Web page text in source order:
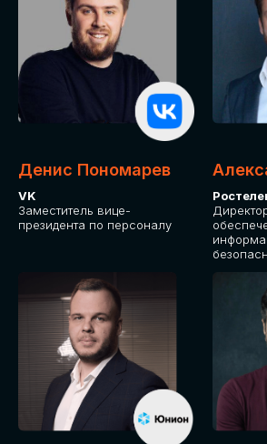
Какие направления для вас
GLOBAL TECH
HR TECH
MARKETING & SALES TECH
CX TECH
Денис Пономарев
VK
Заместитель вице-
президента по персоналу